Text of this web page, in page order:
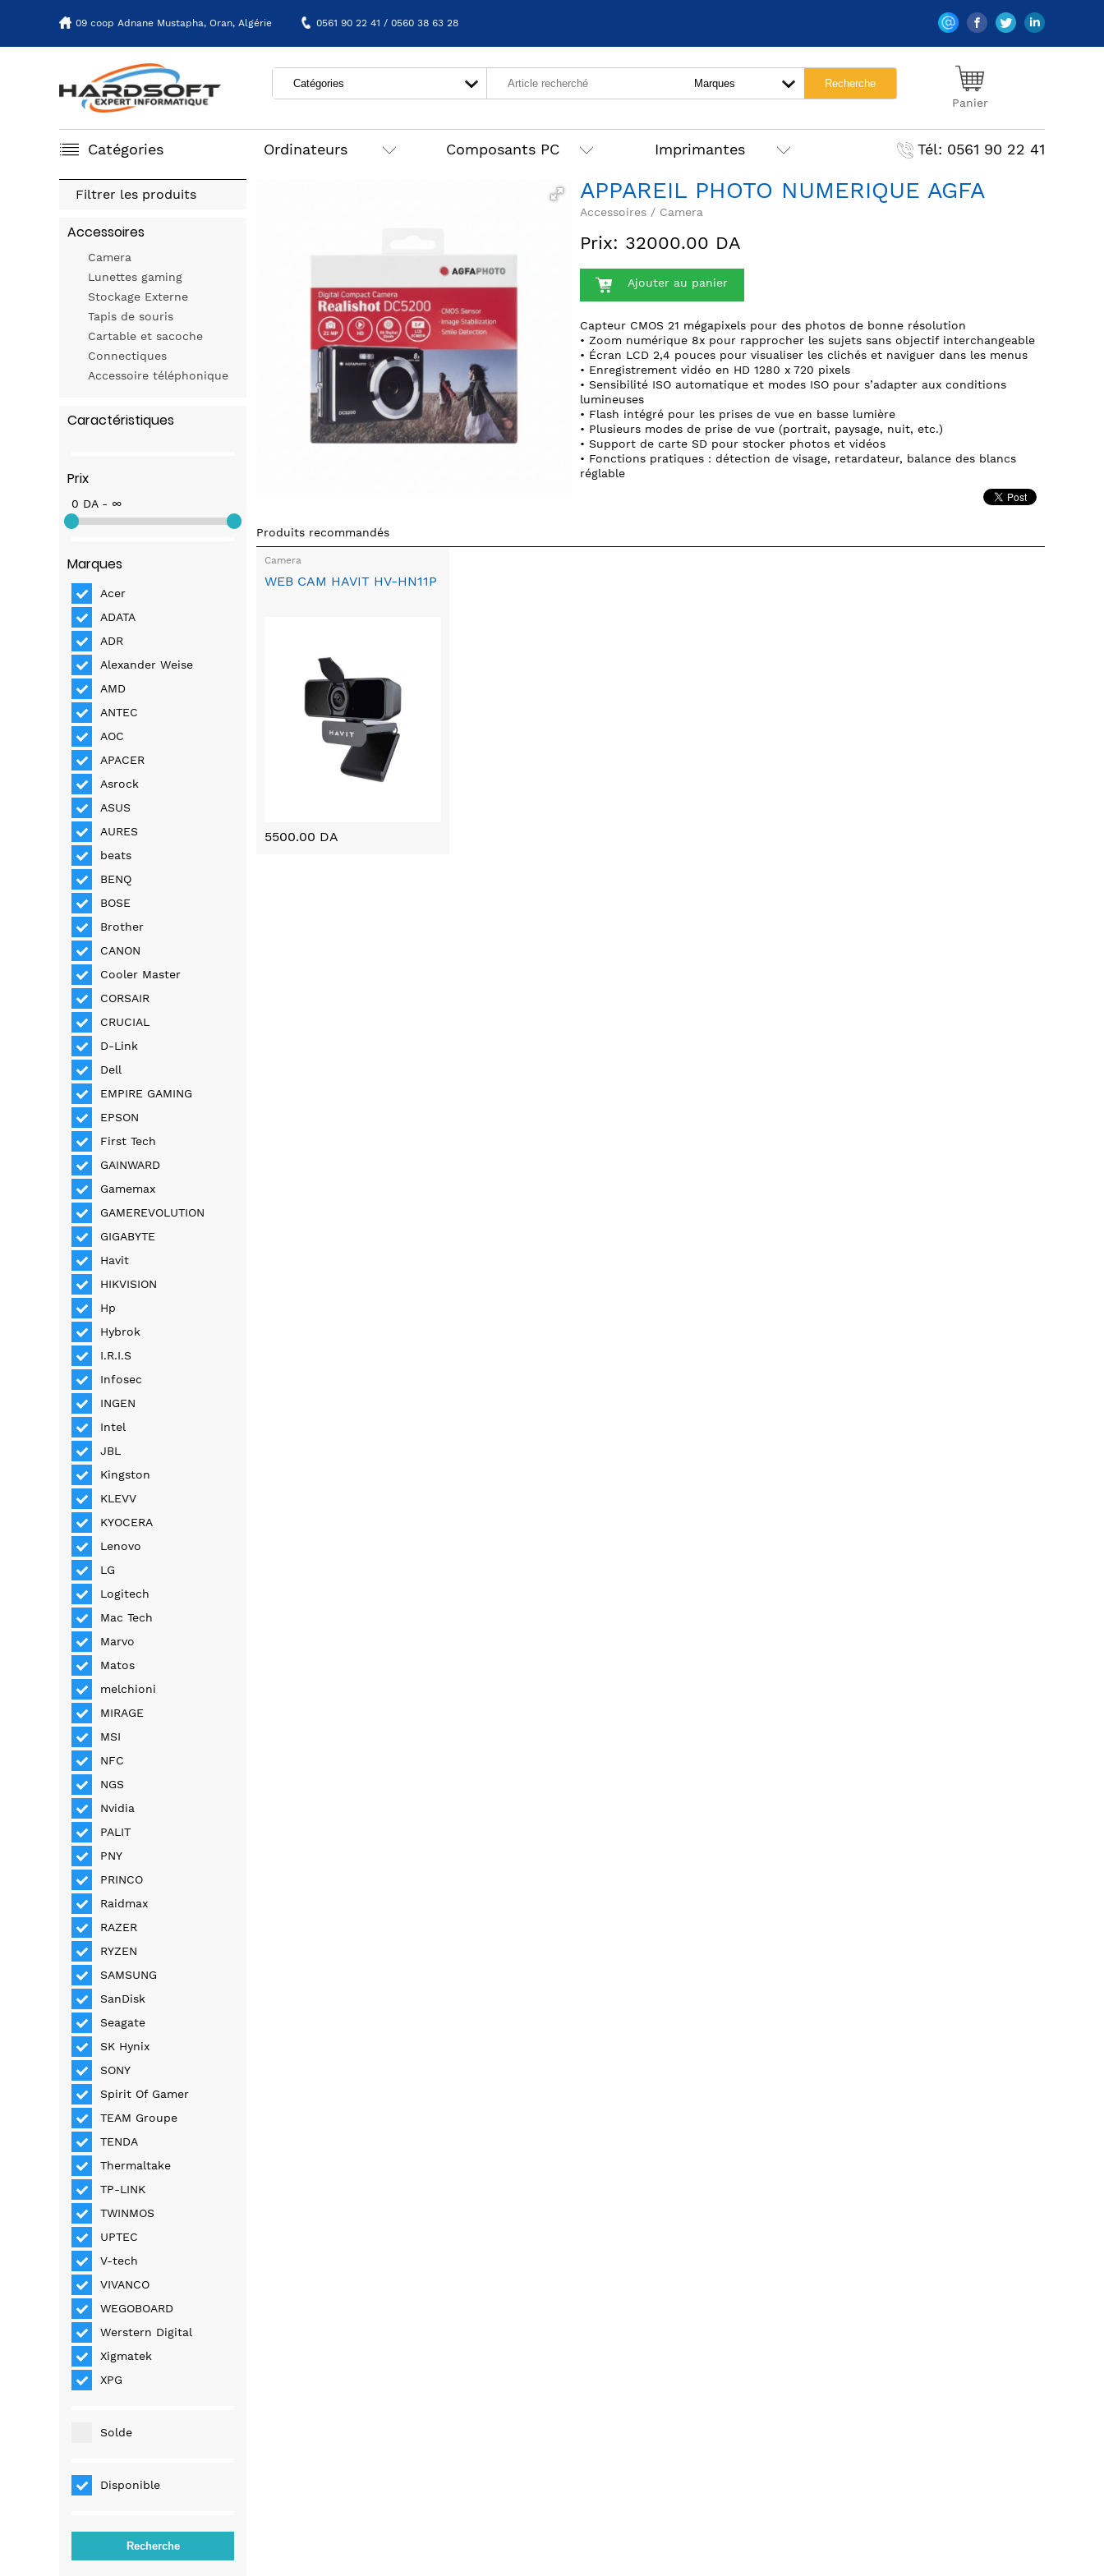
09 coop Adnane Mustapha, Oran, Algérie 0561 90 22 41 / 0560 38 63 28
Panier
Catégories Ordinateurs Composants PC Imprimantes Tél: 0561 90 22 41
APPAREIL PHOTO NUMERIQUE AGFA
Accessoires / Camera
Prix: 32000.00 DA
Ajouter au panier
Capteur CMOS 21 mégapixels pour des photos de bonne résolution
• Zoom numérique 8x pour rapprocher les sujets sans objectif interchangeable
• Écran LCD 2,4 pouces pour visualiser les clichés et naviguer dans les menus
• Enregistrement vidéo en HD 1280 x 720 pixels
• Sensibilité ISO automatique et modes ISO pour s’adapter aux conditions
lumineuses
• Flash intégré pour les prises de vue en basse lumière
• Plusieurs modes de prise de vue (portrait, paysage, nuit, etc.)
• Support de carte SD pour stocker photos et vidéos
• Fonctions pratiques : détection de visage, retardateur, balance des blancs
réglable
Produits recommandés
Camera
WEB CAM HAVIT HV-HN11P
5500.00 DA
Filtrer les produits
Accessoires
Camera
Lunettes gaming
Stockage Externe
Tapis de souris
Cartable et sacoche
Connectiques
Accessoire téléphonique
Caractéristiques
Prix
0 DA - ∞
Marques
Acer
ADATA
ADR
Alexander Weise
AMD
ANTEC
AOC
APACER
Asrock
ASUS
AURES
beats
BENQ
BOSE
Brother
CANON
Cooler Master
CORSAIR
CRUCIAL
D-Link
Dell
EMPIRE GAMING
EPSON
First Tech
GAINWARD
Gamemax
GAMEREVOLUTION
GIGABYTE
Havit
HIKVISION
Hp
Hybrok
I.R.I.S
Infosec
INGEN
Intel
JBL
Kingston
KLEVV
KYOCERA
Lenovo
LG
Logitech
Mac Tech
Marvo
Matos
melchioni
MIRAGE
MSI
NFC
NGS
Nvidia
PALIT
PNY
PRINCO
Raidmax
RAZER
RYZEN
SAMSUNG
SanDisk
Seagate
SK Hynix
SONY
Spirit Of Gamer
TEAM Groupe
TENDA
Thermaltake
TP-LINK
TWINMOS
UPTEC
V-tech
VIVANCO
WEGOBOARD
Werstern Digital
Xigmatek
XPG
Solde
Disponible